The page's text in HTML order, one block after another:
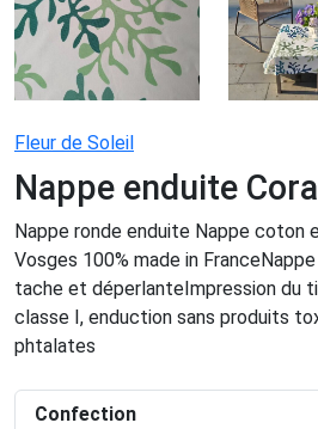
Fleur de Soleil
Nappe enduite
Nappe ronde enduite Nappe coton
Vosges 100% made in
tache et déperlanteImpression du
classe I, enduction sans produits
phtalates
Confection